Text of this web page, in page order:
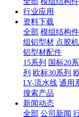
行业应用
资料下载
全部 模组结构件
组铝型材 点胶
铝型材配件
15系列 国标20
列 欧标30系列
LY-流水线 通用
搜索产品
新闻动态
全部 公司新闻